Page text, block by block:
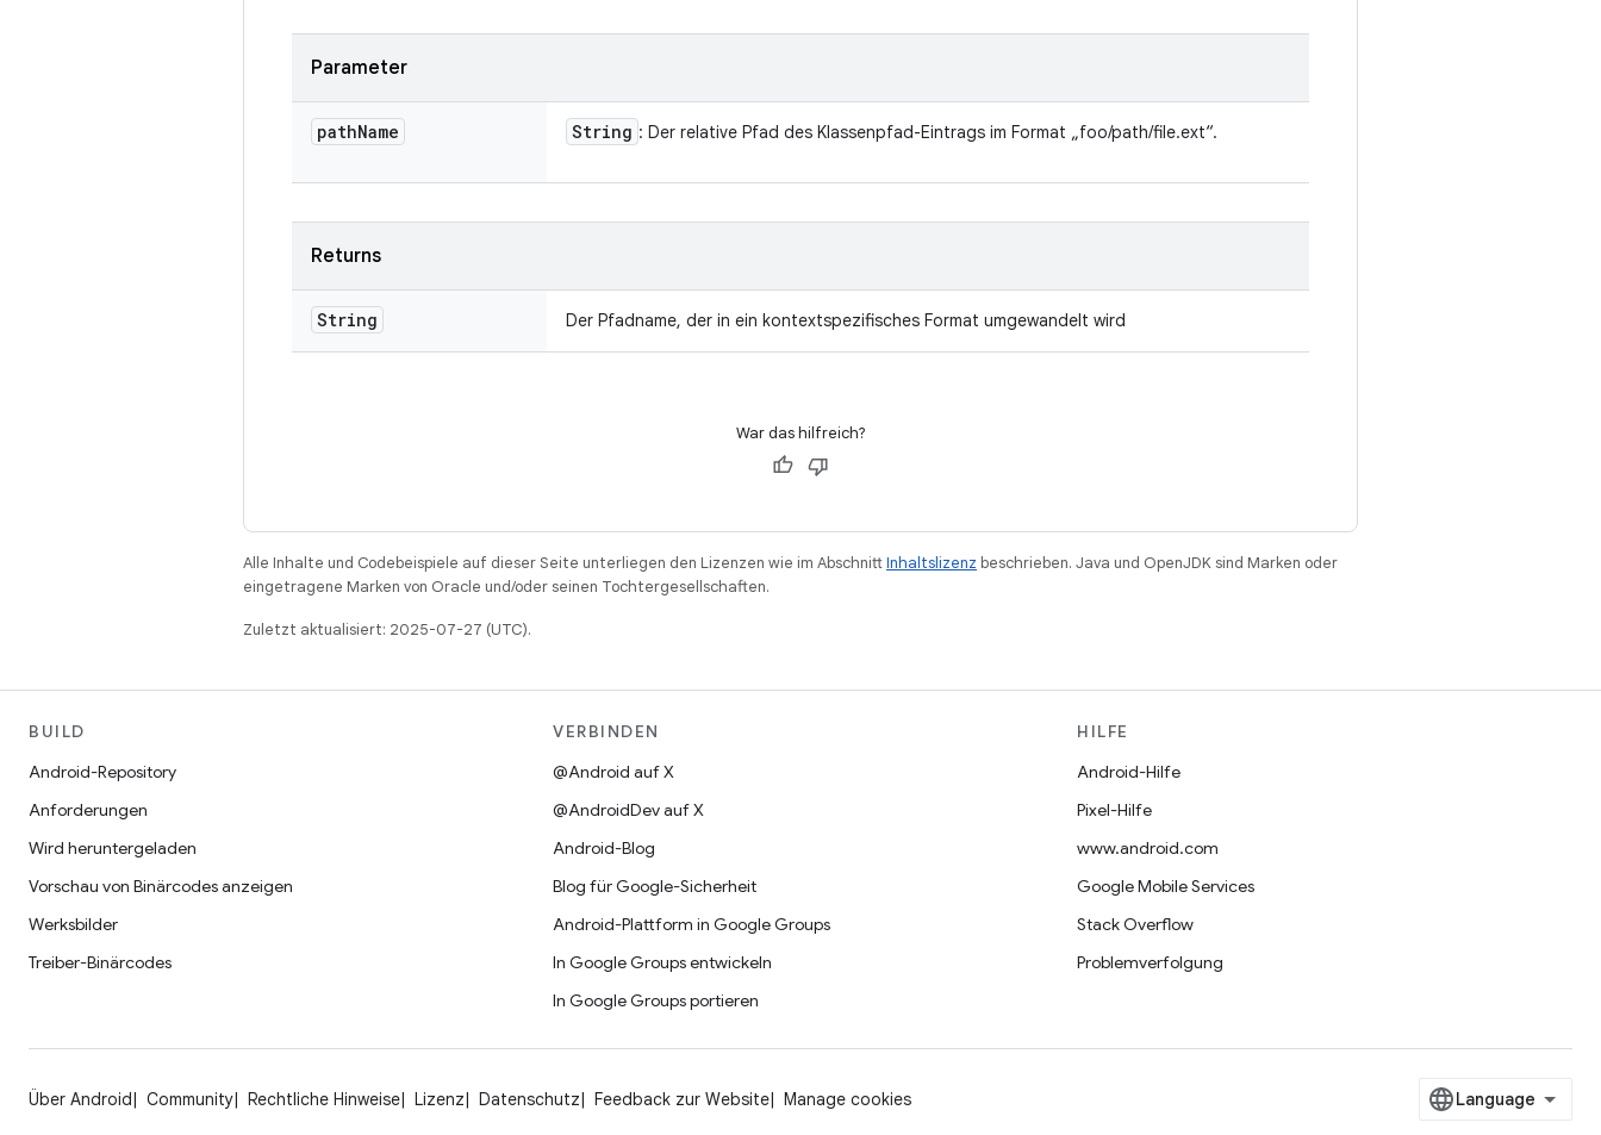
Parameter
pathName String : Der relative Pfad des Klassenpfad-Eintrags im Format „foo/path/file.ext“.
Returns
String Der Pfadname, der in ein kontextspezifisches Format umgewandelt wird
War das hilfreich?
Alle Inhalte und Codebeispiele auf dieser Seite unterliegen den Lizenzen wie im AbschnittInhaltslizenz beschrieben. Java und OpenJDK sind Marken oder
eingetragene Marken von Oracle und/oder seinen Tochtergesellschaften.
Zuletzt aktualisiert: 2025-07-27 (UTC).
BUILD
Android-Repository
Anforderungen
Wird heruntergeladen
Vorschau von Binärcodes anzeigen
Werksbilder
Treiber-Binärcodes
VERBINDEN
@Android auf X
@AndroidDev auf X
Android-Blog
Blog für Google-Sicherheit
Android-Plattform in Google Groups
In Google Groups entwickeln
In Google Groups portieren
HILFE
Android-Hilfe
Pixel-Hilfe
www.android.com
Google Mobile Services
Stack Overflow
Problemverfolgung
Über Android Community Rechtliche Hinweise Lizenz Datenschutz Feedback zur Website Manage cookies